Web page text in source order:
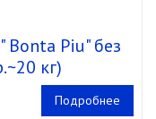
Piu" без
кг)
Подробнее